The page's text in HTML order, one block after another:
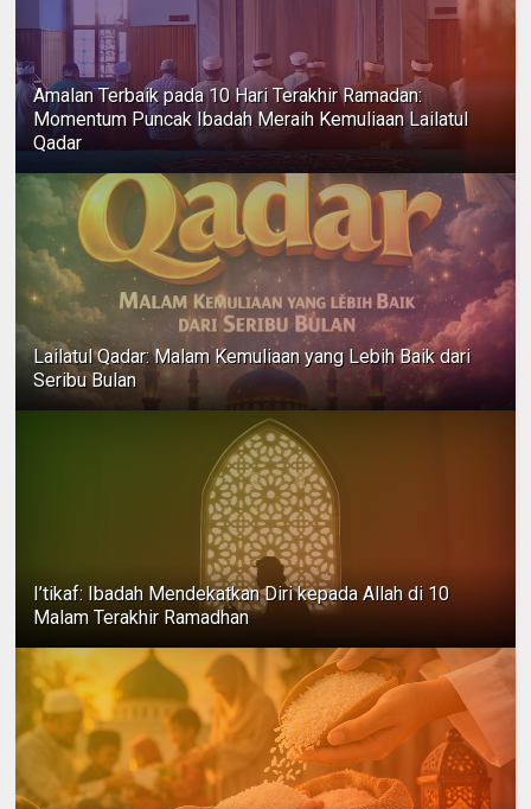
Amalan Terbaik pada 10 Hari Terakhir Ramadan:
Momentum Puncak Ibadah Meraih Kemuliaan Lailatul
Qadar
Lailatul Qadar: Malam Kemuliaan yang Lebih Baik dari
Seribu Bulan
I’tikaf: Ibadah Mendekatkan Diri kepada Allah di 10
Malam Terakhir Ramadhan